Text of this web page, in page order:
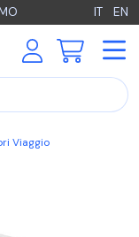
IT EN
Viaggio